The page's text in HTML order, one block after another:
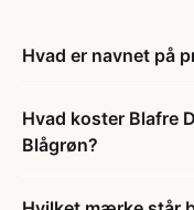
Hvad er navnet på
Hvad koster Blafre
Blågrøn?